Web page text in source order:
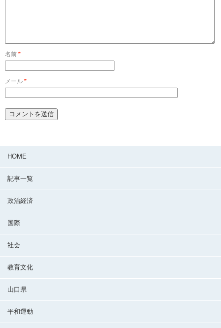
名前 *
メール *
HOME
記事一覧
政治経済
国際
社会
教育文化
山口県
平和運動